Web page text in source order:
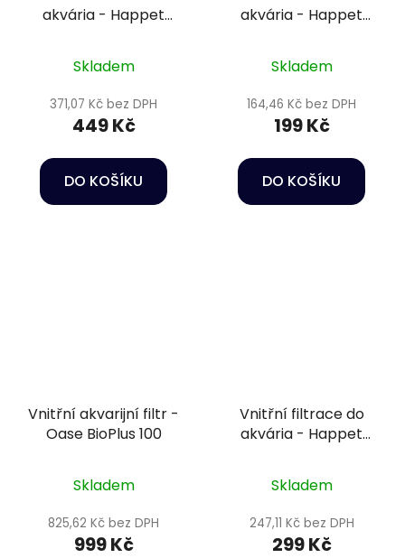
akvária - Happet
Skladem
371,07 Kč bez DPH
449 Kč
DO KOŠÍKU
akvária - Happet
Skladem
164,46 Kč bez DPH
199 Kč
DO KOŠÍKU
Vnitřní akvarijní filtr -
Oase BioPlus 100
Skladem
825,62 Kč bez DPH
999 Kč
Vnitřní filtrace do
akvária - Happet
Skladem
247,11 Kč bez DPH
299 Kč